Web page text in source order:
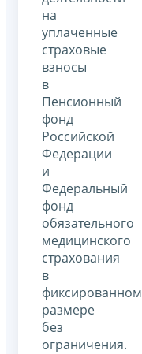
на
уплаченные
страховые
взносы
в
Пенсионный
фонд
Российской
Федерации
и
Федеральный
фонд
обязательного
медицинского
страхования
в
фиксированном
размере
без
ограничения.